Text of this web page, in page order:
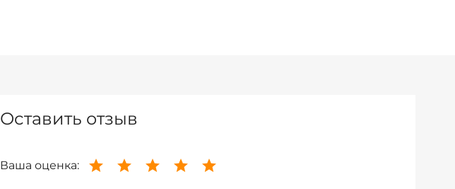
Оставить отзыв
Ваша оценка: